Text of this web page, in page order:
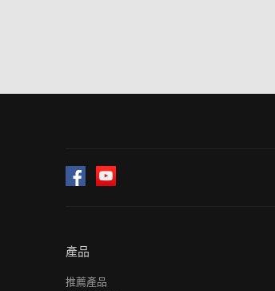
Facebook
產品
推薦產品